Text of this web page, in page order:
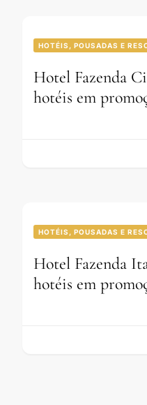
HOTÉIS, POUSADAS E
Hotel Fazenda
hotéis em
HOTÉIS, POUSADAS E
Hotel Fazenda
hotéis em